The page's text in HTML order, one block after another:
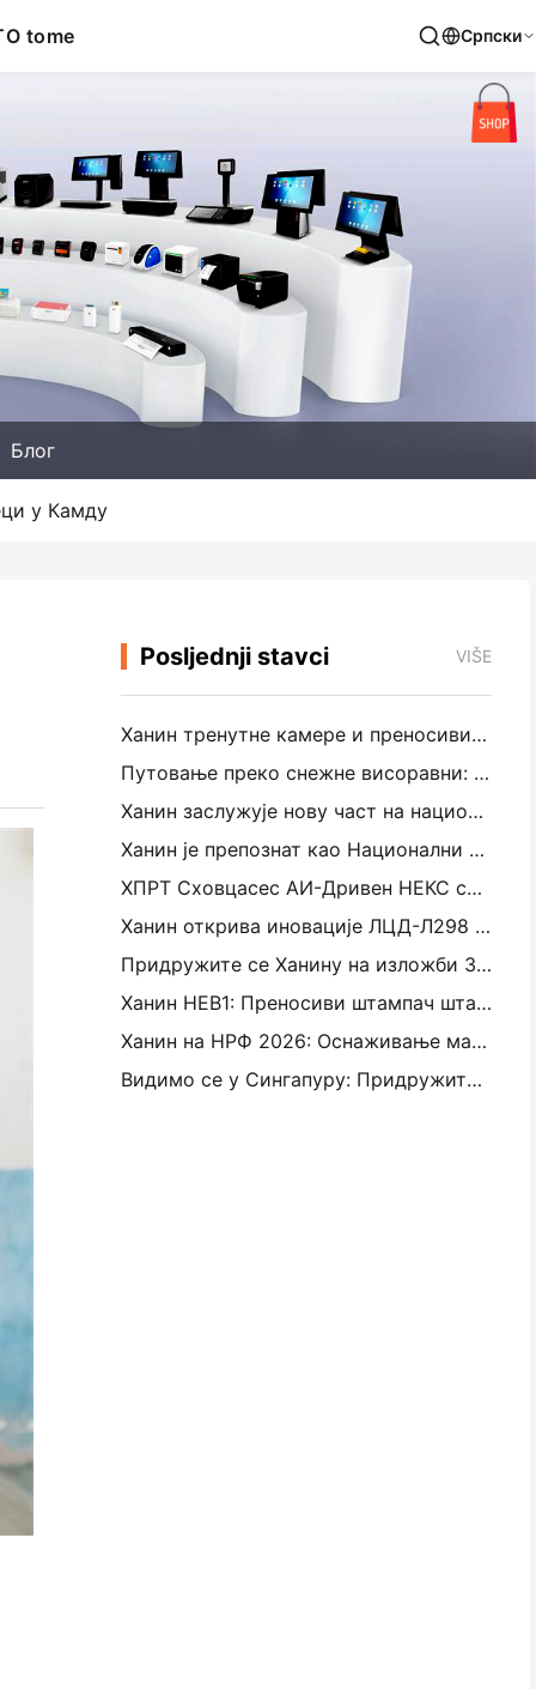
O tome Српски
Блог
у Камду
Posljednji stavci VIŠE
Ханин тренутне камере и преносиви фото штампачи привлаче велико интересовање за ИЕАЕ Схензхен 2026
Путовање преко снежне висоравни: Ханин доноси програме образовања фотографије деци у Камду
Ханин заслужује нову част на националном нивоу: Назван је „2026. године произведен у Кини · Потрошачки поуздан бренд“
Ханин је препознат као Национални центар за предузетничку технологију за лидерство у иновацијама
ХПРТ Сховцасес АИ-Дривен НЕКС серија за паметну малопродају у ЦХИНАСХОП 2026
Ханин открива иновације ЛЦД-Л298 и СЈФ за индустријско 3Д штампање у ТЦТ Азији 2026
Придружите се Ханину на изложби 3Д штампања ТЦТ Асиа 2026
Ханин НЕВ1: Преносиви штампач штапића креће се у јапанске ЛОФТ продавнице
Ханин на НРФ 2026: Оснаживање малопродаје са потпуним сценаријем интелигентних решења за штампање
Видимо се у Сингапуру: Придружите се Ханину у ИТМА АСИА 2025 да бисте сведочили најновијој технологији дигиталног штампања